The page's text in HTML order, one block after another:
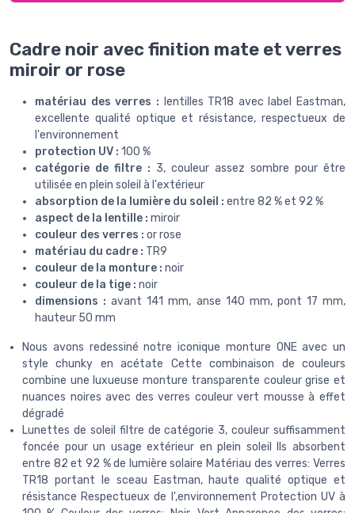
Cadre noir avec finition mate et verres
miroir or rose
matériau des verres : lentilles TR18 avec label Eastman,
excellente qualité optique et résistance, respectueux de
l'environnement
protection UV : 100 %
catégorie de filtre : 3, couleur assez sombre pour être
utilisée en plein soleil à l'extérieur
absorption de la lumière du soleil : entre 82 % et 92 %
aspect de la lentille : miroir
couleur des verres : or rose
matériau du cadre : TR9
couleur de la monture : noir
couleur de la tige : noir
dimensions : avant 141 mm, anse 140 mm, pont 17 mm,
hauteur 50 mm
Nous avons redessiné notre iconique monture ONE avec un
style chunky en acétate Cette combinaison de couleurs
combine une luxueuse monture transparente couleur grise et
nuances noires avec des verres couleur vert mousse à effet
dégradé
Lunettes de soleil filtre de catégorie 3, couleur suffisamment
foncée pour un usage extérieur en plein soleil Ils absorbent
entre 82 et 92 % de lumière solaire Matériau des verres: Verres
TR18 portant le sceau Eastman, haute qualité optique et
résistance Respectueux de l',environnement Protection UV à